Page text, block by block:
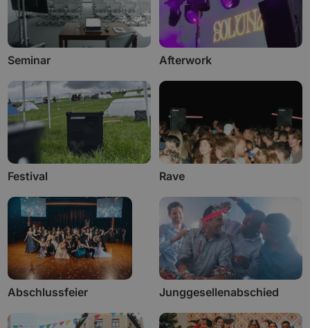
Seminar Afterwork
Festival Rave
Abschlussfeier Junggesellenabschied